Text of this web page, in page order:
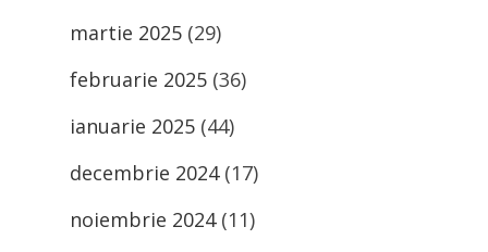
martie 2025 (29)
februarie 2025 (36)
ianuarie 2025 (44)
decembrie 2024(17)
noiembrie 2024(11)